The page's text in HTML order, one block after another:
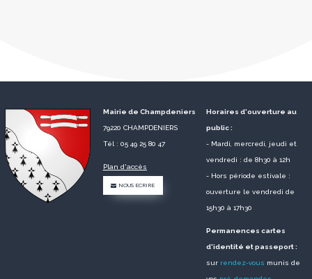
Mairie de Champdeniers
79220 CHAMPDENIERS
Tél : 05 49 25 80 47
Plan d'accès
NOUS ECRIRE
Horaires d'ouverture au
public :
- Mardi, mercredi, jeudi et
vendredi : de 8h30 à 12h
- Hors période estivale :
ouverture le vendredi de
15h30 à 17h30
Permanences cartes
d'identité et passeport :
sur rendez-vous munis de